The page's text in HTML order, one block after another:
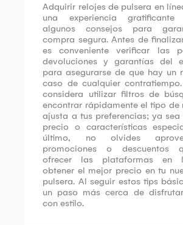
Adquirir relojes de pulsera en
una experiencia
algunos consejos para
compra segura. Antes de
es conveniente verificar las
devoluciones y garantías del
para asegurarse de que hay un
caso de cualquier
considera utilizar filtros de
encontrar rápidamente el tipo de
ajusta a tus preferencias; ya
precio o características
último, no olvides
promociones o descuentos
ofrecer las plataformas en
obtener el mejor precio en tu
pulsera. Al seguir estos tips
un paso más cerca de
con estilo.